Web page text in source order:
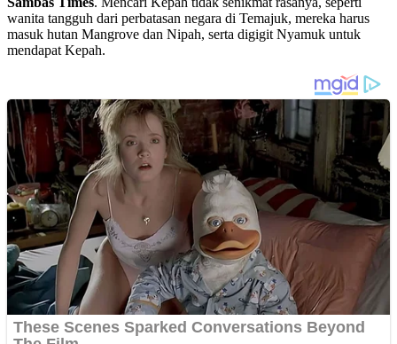
wanita tangguh dari perbatasan negara di Temajuk, mereka harus
masuk hutan Mangrove dan Nipah, serta digigit Nyamuk untuk
mendapat Kepah.